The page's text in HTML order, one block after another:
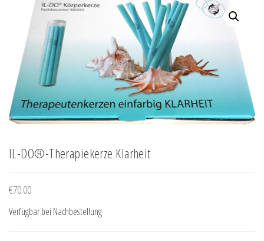
IL-DO®-Therapiekerze Klarheit
€70.00
Verfügbar bei Nachbestellung